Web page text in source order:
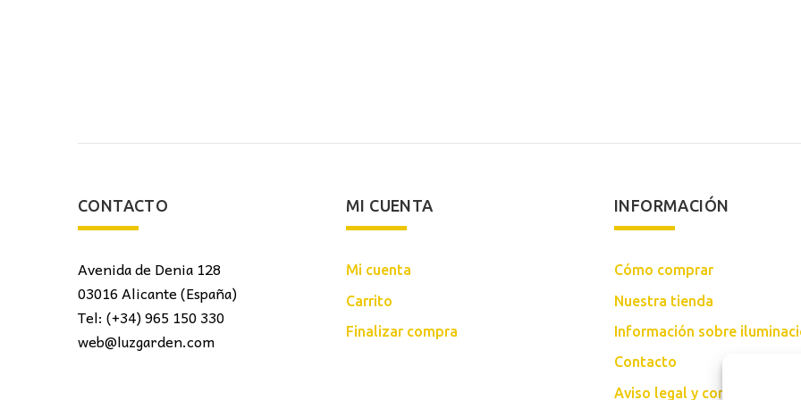
CONTACTO
Avenida de Denia 128
03016 Alicante (España)
Tel: (+34) 965 150 330
web@luzgarden.com
MI CUENTA
Mi cuenta
Carrito
Finalizar compra
INFORMACIÓN
Cómo comprar
Nuestra tienda
Información sobre
Contacto
Aviso legal y condiciones de